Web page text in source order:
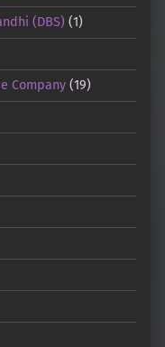
(DBS) (1)
Company(19)